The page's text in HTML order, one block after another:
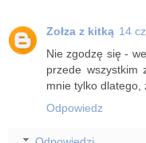
Zołza z kitką 14
Nie zgodzę się -
przede
mnie tylko dlatego,
Odpowiedz